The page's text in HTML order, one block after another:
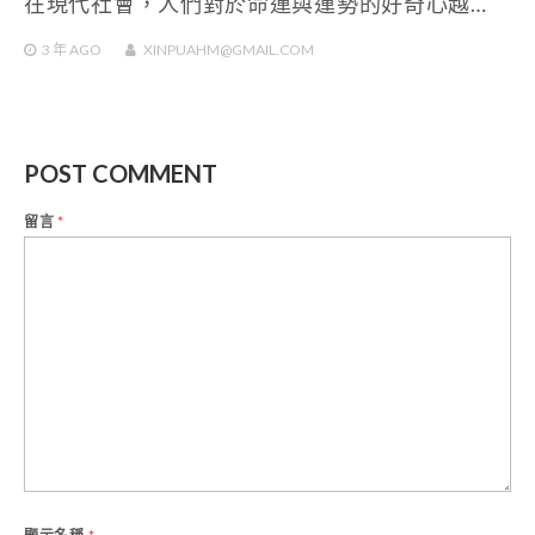
3 年AGO XINPUAHM@GMAIL.COM
POST COMMENT
留言*